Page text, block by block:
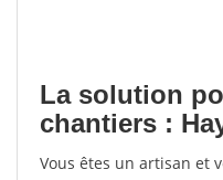
La solution
chantiers :
Vous êtes un artisan et